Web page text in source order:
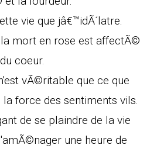
vie que jâ€™idÃ´latre.
mort en rose est affectÃ©
coeur.
vÃ©ritable que ce que
la force des sentiments vils.
de se plaindre de la vie
une heure de